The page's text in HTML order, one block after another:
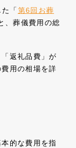
「 第6回お葬
、葬儀費用の総
返礼品費」が
用の相場を詳
的な費用を指